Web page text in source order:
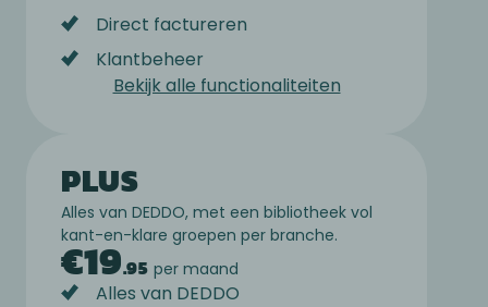
Direct factureren
Klantbeheer
Bekijk alle functionaliteiten
PLUS
Alles van DEDDO, met een bibliotheek vol
kant-en-klare groepen per branche.
€19.95 per maand
Alles van DEDDO